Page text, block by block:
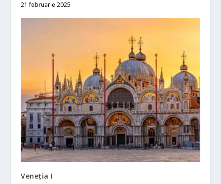
21 februarie 2025
Veneția I